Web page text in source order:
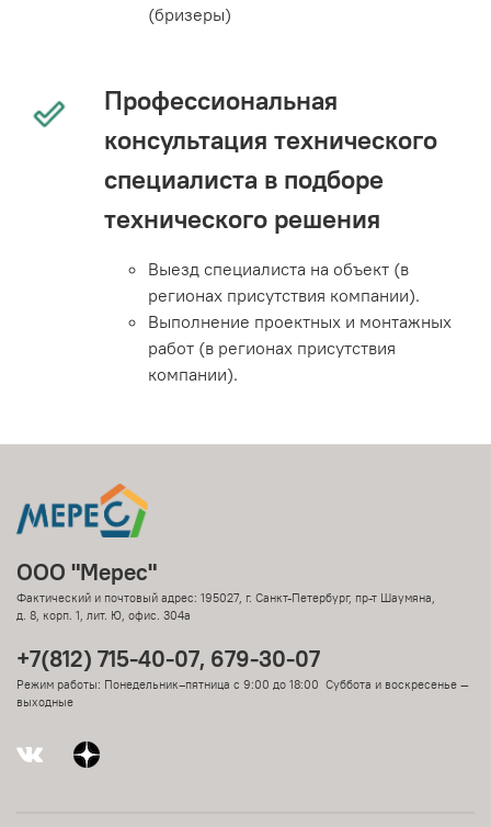
(бризеры)
Профессиональная
консультация технического
специалиста в подборе
технического решения
Выезд специалиста на объект (в
регионах присутствия компании).
Выполнение проектных и монтажных
работ (в регионах присутствия
компании).
ООО "Мерес"
Фактический и почтовый адрес: 195027, г. Санкт-Петербург, пр-т Шаумяна,
д. 8, корп. 1, лит. Ю, офис. 304а
+7(812) 715-40-07, 679-30-07
Режим работы: Понедельник–пятница с 9:00 до 18:00 Суббота и воскресенье —
выходные